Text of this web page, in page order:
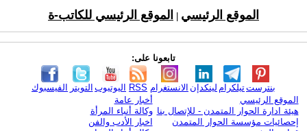
الموقع الرئيسي الموقع الرئيسي للكاتب-ة
تابعونا على:
الفيسبوك التويتر اليوتيوب RSS الانستغرام لينكدإن تيلكرامبنترست
الموقع الرئيسي
هيئة ادارة الحوار المتمدن - للإتصال بنا
إحصائيات مؤسسة الحوار المتمدن
أخبار عامة
وكالة أنباء المرأة
اخبار الأدب والفن